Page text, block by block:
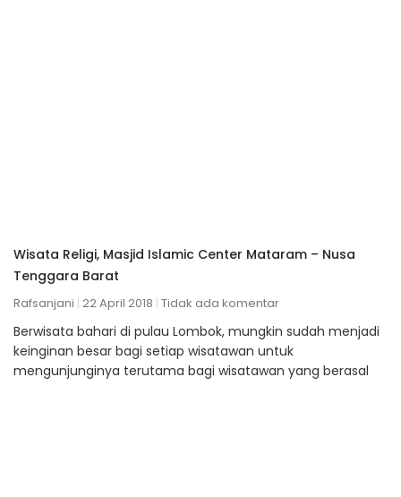
Wisata Religi, Masjid Islamic Center Mataram – Nusa
Tenggara Barat
Rafsanjani 22 April 2018 Tidak ada komentar
Berwisata bahari di pulau Lombok, mungkin sudah menjadi
keinginan besar bagi setiap wisatawan untuk
mengunjunginya terutama bagi wisatawan yang berasal